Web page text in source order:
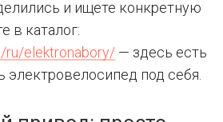
и ищете конкретную
в каталог:
ru/elektronabory/ — здесь есть
электровелосипед под себя.